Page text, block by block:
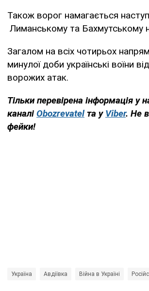
Також ворог намагається
Лиманському та Бахмутському
Загалом на всіх чотирьох
минулої доби українські воїни
ворожих атак.
Тільки перевірена інформація у
каналі Obozrevatelта у Viber. Не
фейки!
Україна Авдіївка Війна в Україні